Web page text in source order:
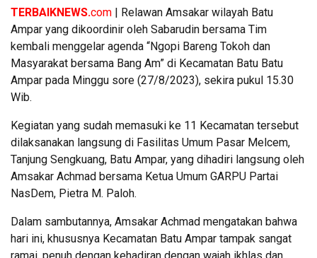
TERBAIKNEWS.com | Relawan Amsakar wilayah Batu
Ampar yang dikoordinir oleh Sabarudin bersama Tim
kembali menggelar agenda “Ngopi Bareng Tokoh dan
Masyarakat bersama Bang Am” di Kecamatan Batu Batu
Ampar pada Minggu sore (27/8/2023), sekira pukul 15.30
Wib.
Kegiatan yang sudah memasuki ke 11 Kecamatan tersebut
dilaksanakan langsung di Fasilitas Umum Pasar Melcem,
Tanjung Sengkuang, Batu Ampar, yang dihadiri langsung oleh
Amsakar Achmad bersama Ketua Umum GARPU Partai
NasDem, Pietra M. Paloh.
Dalam sambutannya, Amsakar Achmad mengatakan bahwa
hari ini, khususnya Kecamatan Batu Ampar tampak sangat